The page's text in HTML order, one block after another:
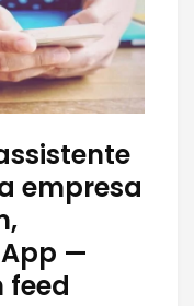
empresa
—
feed